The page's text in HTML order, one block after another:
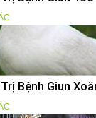
Bệnh Giun